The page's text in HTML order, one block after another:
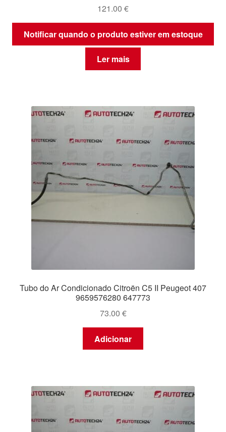
121.00 €
Notificar quando o produto estiver em estoque
Ler mais
Tubo do Ar Condicionado Citroën C5 II Peugeot 407
9659576280 647773
73.00 €
Adicionar